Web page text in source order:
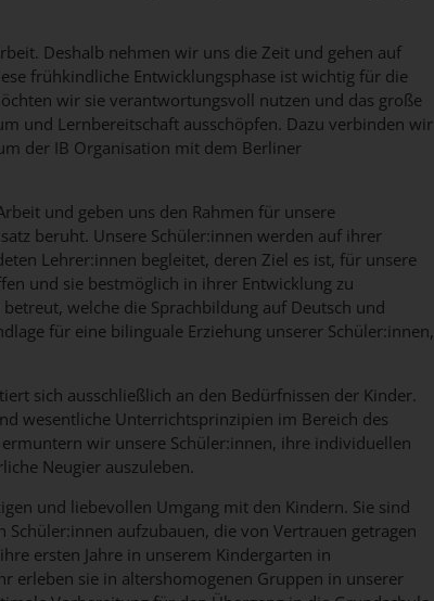
Deshalb nehmen wir uns die Zeit und gehen auf
frühkindliche Entwicklungsphase ist wichtig für die
wir sie verantwortungsvoll nutzen und das große
und Lernbereitschaft ausschöpfen. Dazu verbinden wir
der IB Organisation mit dem Berliner
und geben uns den Rahmen für unsere
beruht. Unsere Schüler:innen werden auf ihrer
Lehrer:innen begleitet, deren Ziel es ist, für unsere
und sie bestmöglich in ihrer Entwicklung zu
welche die Sprachbildung auf Deutsch und
für eine bilinguale Erziehung unserer Schüler:innen,
sich ausschließlich an den Bedürfnissen der Kinder.
wesentliche Unterrichtsprinzipien im Bereich des
wir unsere Schüler:innen, ihre individuellen
Neugier auszuleben.
und liebevollen Umgang mit den Kindern. Sie sind
aufzubauen, die von Vertrauen getragen
ersten Jahre in unserem Kindergarten in
erleben sie in altershomogenen Gruppen in unserer